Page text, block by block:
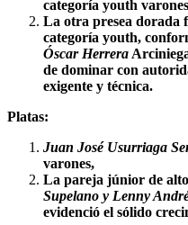
categoría youth varones
La otra presea dorada
categoría youth,
Óscar Herrera
de dominar con
exigente y técnica.
Platas:
Juan José Usurriaga
varones,
La pareja júnior de
Supelano y Lenny
evidenció el sólido